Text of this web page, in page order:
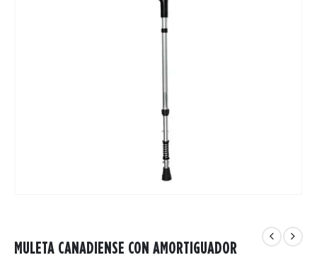
MULETA CANADIENSE CON AMORTIGUADOR